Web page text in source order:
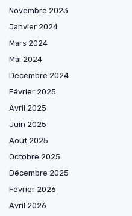
Novembre 2023
Janvier 2024
Mars 2024
Mai 2024
Décembre 2024
Février 2025
Avril 2025
Juin 2025
Août 2025
Octobre 2025
Décembre 2025
Février 2026
Avril 2026